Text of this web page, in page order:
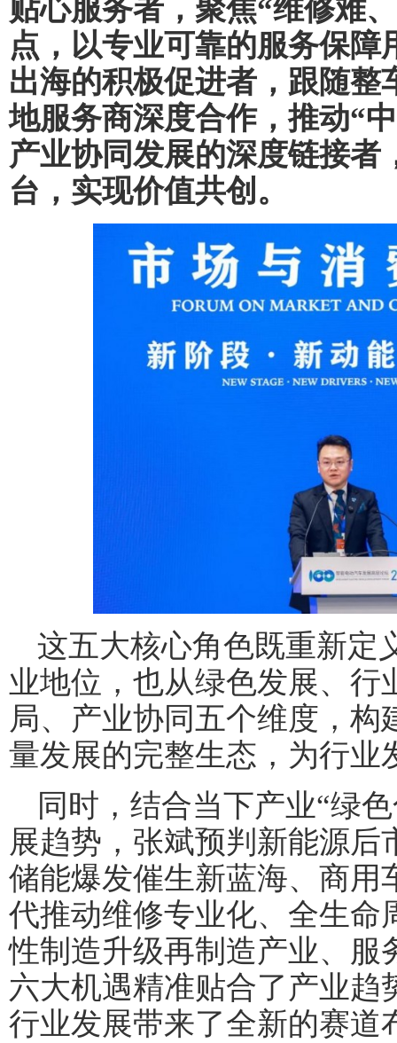
贴心服务者，聚焦“维修难
点，以专业可靠的服务保
出海的积极促进者，跟随
地服务商深度合作，推动“
产业协同发展的深度链接
台，实现价值共创。
这五大核心角色既重新定
业地位，也从绿色发展、行
局、产业协同五个维度，
量发展的完整生态，为行业
同时，结合当下产业“绿
展趋势，张斌预判新能源
储能爆发催生新蓝海、商用
代推动维修专业化、全生命
性制造升级再制造产业、服
六大机遇精准贴合了产业
行业发展带来了全新的赛道